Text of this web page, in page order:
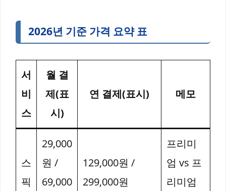
2026년 기준 가격 요약 표
서
비
스
월 결
제(표
시)
연 결제(표시) 메모
스
픽
29,000
원 /
69,000
129,000원 /
299,000원
프리미
엄 vs 프
리미엄